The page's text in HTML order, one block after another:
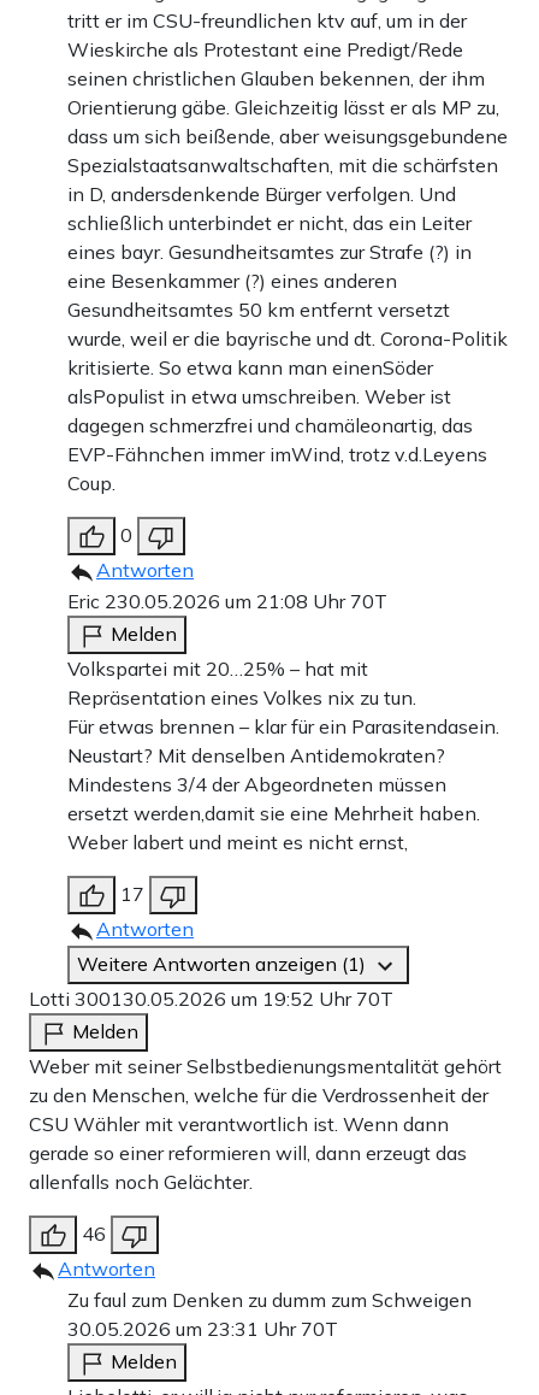
tritt er im CSU-freundlichen ktv auf, um in der
Wieskirche als Protestant eine Predigt/Rede
seinen christlichen Glauben bekennen, der ihm
Orientierung gäbe. Gleichzeitig lässt er als MP zu,
dass um sich beißende, aber weisungsgebundene
Spezialstaatsanwaltschaften, mit die schärfsten
in D, andersdenkende Bürger verfolgen. Und
schließlich unterbindet er nicht, das ein Leiter
eines bayr. Gesundheitsamtes zur Strafe (?) in
eine Besenkammer (?) eines anderen
Gesundheitsamtes 50 km entfernt versetzt
wurde, weil er die bayrische und dt. Corona-Politik
kritisierte. So etwa kann man einenSöder
alsPopulist in etwa umschreiben. Weber ist
dagegen schmerzfrei und chamäleonartig, das
EVP-Fähnchen immer imWind, trotz v.d.Leyens
Coup.
0
Antworten
Eric 230.05.2026 um 21:08 Uhr 70T
Melden
Volkspartei mit 20…25% – hat mit
Repräsentation eines Volkes nix zu tun.
Für etwas brennen – klar für ein Parasitendasein.
Neustart? Mit denselben Antidemokraten?
Mindestens 3/4 der Abgeordneten müssen
ersetzt werden,damit sie eine Mehrheit haben.
Weber labert und meint es nicht ernst,
17
Antworten
Weitere Antworten anzeigen (1)
Lotti 300130.05.2026 um 19:52 Uhr 70T
Melden
Weber mit seiner Selbstbedienungsmentalität gehört
zu den Menschen, welche für die Verdrossenheit der
CSU Wähler mit verantwortlich ist. Wenn dann
gerade so einer reformieren will, dann erzeugt das
allenfalls noch Gelächter.
46
Antworten
Zu faul zum Denken zu dumm zum Schweigen
30.05.2026 um 23:31 Uhr 70T
Melden